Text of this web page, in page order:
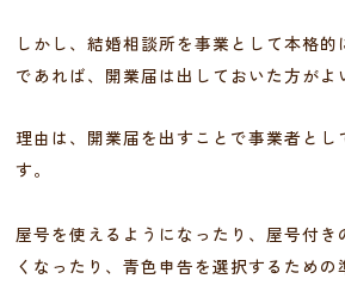
しかし、結婚相談所を事業として本格的
であれば、開業届は出しておいた方がよ
理由は、開業届を出すことで事業者とし
す。
屋号を使えるようになったり、屋号付き
くなったり、青色申告を選択するための